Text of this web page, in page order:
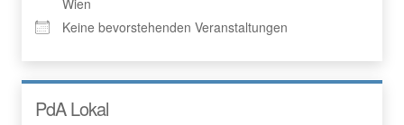
Wien
Keine bevorstehenden Veranstaltungen
PdA Lokal